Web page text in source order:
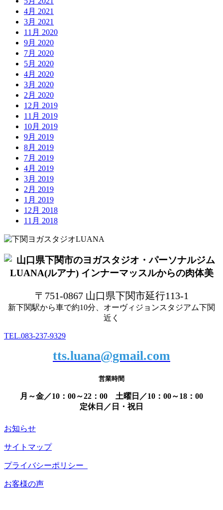
4月 2021
3月 2021
11月 2020
9月 2020
7月 2020
5月 2020
4月 2020
3月 2020
2月 2020
12月 2019
11月 2019
10月 2019
9月 2019
8月 2019
7月 2019
4月 2019
3月 2019
2月 2019
1月 2019
12月 2018
11月 2018
〒751-0867 山口県下関市延行113-1
新下関駅から車で約10分、オーヴィジョンスタジアム下関
近く
TEL.083-237-9329
tts.luana@gmail.com
営業時間
月～金／10：00～22：00 土曜日／10：00～18：00
定休日／日・祝日
お知らせ
サイトマップ
プライバシーポリシー
お客様の声